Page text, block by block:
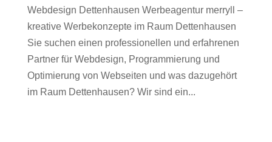
Webdesign Dettenhausen Werbeagentur merryll –
kreative Werbekonzepte im Raum Dettenhausen
Sie suchen einen professionellen und erfahrenen
Partner für Webdesign, Programmierung und
Optimierung von Webseiten und was dazugehört
im Raum Dettenhausen? Wir sind ein...